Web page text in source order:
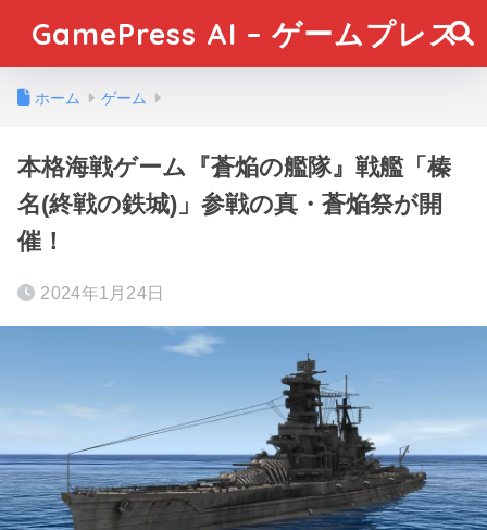
GamePress AI – ゲームプレス
ホーム ゲーム
本格海戦ゲーム『蒼焔の艦隊』戦艦「榛
名(終戦の鉄城)」参戦の真・蒼焔祭が開
催！
2024年1月24日